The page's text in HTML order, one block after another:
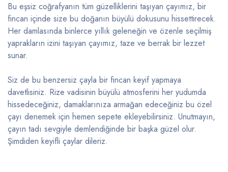
Bu eşsiz coğrafyanın tüm güzelliklerini taşıyan çayımız, bir
fincan içinde size bu doğanın büyülü dokusunu hissettirecek.
Her damlasında binlerce yıllık geleneğin ve özenle seçilmiş
yaprakların izini taşıyan çayımız, taze ve berrak bir lezzet
sunar.
Siz de bu benzersiz çayla bir fincan keyif yapmaya
davetlisiniz. Rize vadisinin büyülü atmosferini her yudumda
hissedeceğiniz, damaklarınıza armağan edeceğiniz bu özel
çayı denemek için hemen sepete ekleyebilirsiniz. Unutmayın,
çayın tadı sevgiyle demlendiğinde bir başka güzel olur.
Şimdiden keyifli çaylar dileriz.